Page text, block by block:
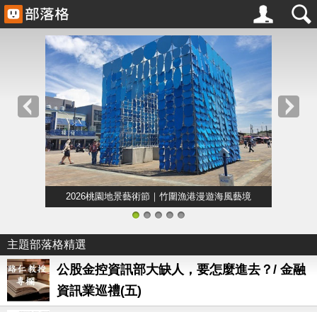
2026桃園地景藝術節｜竹圍漁港漫遊海風藝境
主題部落格精選
公股金控資訊部大缺人，要怎麼進去？/ 金融
資訊業巡禮(五)